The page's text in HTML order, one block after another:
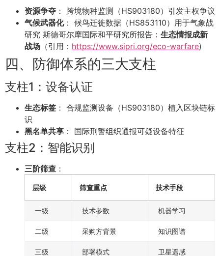
资源争夺 ： 跨境物种监测（HS903180）引发主权争议
气候武器化： 候鸟迁徙数据（HS853110）用于气象战
研究 斯德哥尔摩国际和平研究所报告： 生态情报成新
战场 （引用： https://www.sipri.org/eco-warfare)
四、防御体系的三大支柱
支柱1：设备认证
生态标签 ： 合规监测设备（HS903180）植入区块链标
识
黑名单共享 ： 国际刑警组织通报可疑设备特征
支柱2：智能识别
三阶筛查 ：
层级 筛查重点 技术手段
一级 技术参数 机器学习
二级 采购方背景 知识图谱
三级 部署模式 卫星遥感